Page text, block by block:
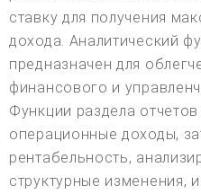
ставку для получения
дохода. Аналитический
предназначен для
финансового и
Функции раздела
операционные доходы,
рентабельность,
структурные изменения,